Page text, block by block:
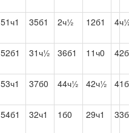
51ч1 35б1 2ч½ 12б1
52б1 31ч½ 36б1 11ч0
53ч1 37б0 44ч½ 42ч½
54б1 32ч1 1б0 29ч1